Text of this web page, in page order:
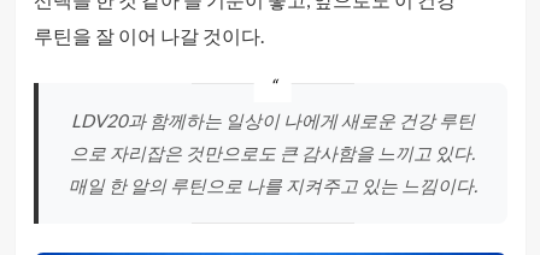
루틴을 잘 이어 나갈 것이다.
LDV20과 함께하는 일상이 나에게 새로운 건강 루틴
으로 자리잡은 것만으로도 큰 감사함을 느끼고 있다.
매일 한 알의 루틴으로 나를 지켜주고 있는 느낌이다.